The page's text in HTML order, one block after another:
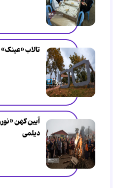
تالاب «عینک»
دیلمی